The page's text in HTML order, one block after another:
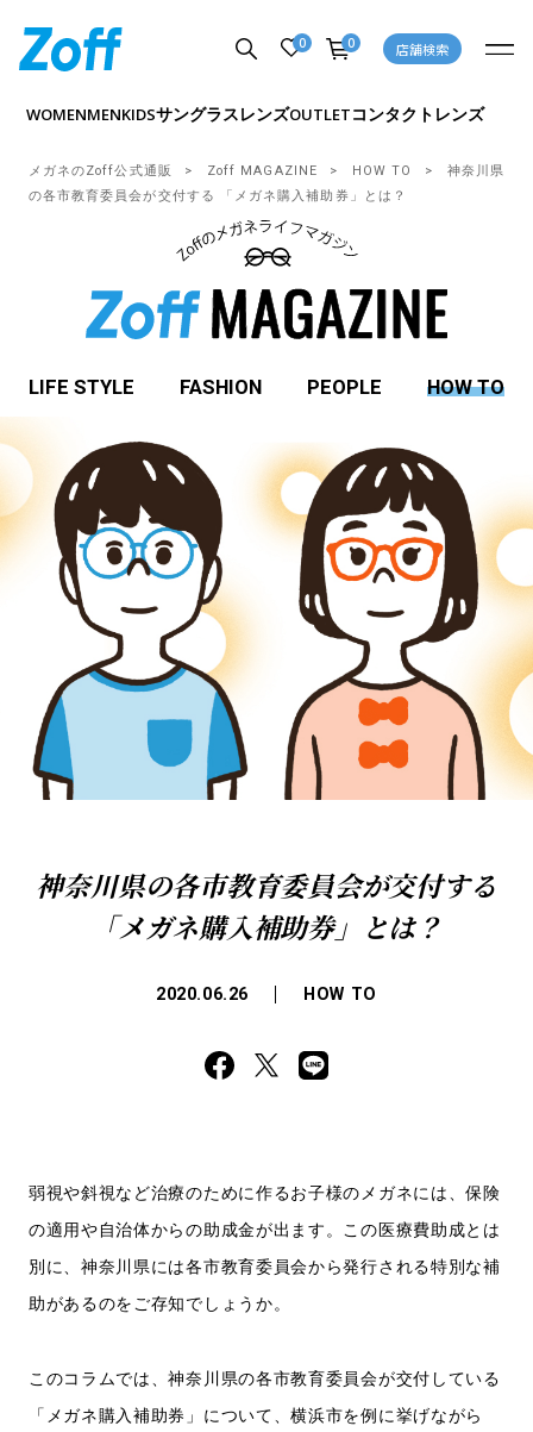
0 0 店舗検索
WOMENMENKIDSサングラスレンズOUTLETコンタクトレンズ
メガネのZoff公式通販 Zoff MAGAZINE HOW TO
神奈川県
の各市教育委員会が交付する 「メガネ購入補助券」とは？
LIFE STYLE FASHION PEOPLE HOW TO
神奈川県の各市教育委員会が交付する
「メガネ購入補助券」とは？
2020.06.26 HOW TO
弱視や斜視など治療のために作るお子様のメガネには、保険
の適用や自治体からの助成金が出ます。この医療費助成とは
別に、神奈川県には各市教育委員会から発行される特別な補
助があるのをご存知でしょうか。
このコラムでは、神奈川県の各市教育委員会が交付している
「メガネ購入補助券」について、横浜市を例に挙げながら